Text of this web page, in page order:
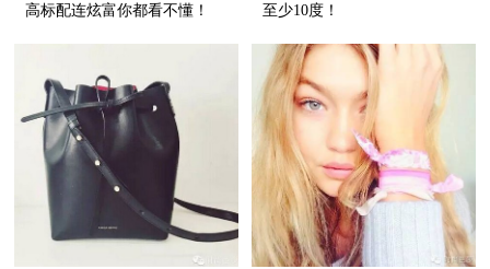
高标配连炫富你都看不懂！
至少10度！